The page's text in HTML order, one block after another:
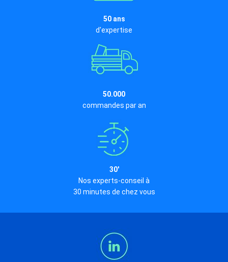
50 ans
d'expertise
50.000
commandes par an
30'
Nos experts-conseil à
30 minutes de chez vous